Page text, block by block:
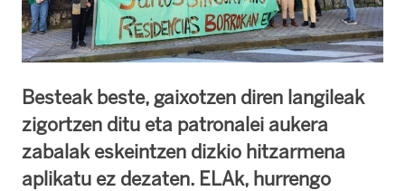
Besteak beste, gaixotzen diren langileak
zigortzen ditu eta patronalei aukera
zabalak eskeintzen dizkio hitzarmena
aplikatu ez dezaten. ELAk, hurrengo